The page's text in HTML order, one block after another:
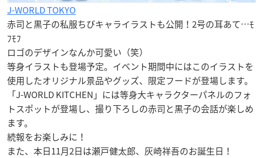
J-WORLD TOKYO
赤司と黒子の私服ちびキャライラストも公開！2号の耳あて…ﾓ
ﾌﾓﾌ
ロゴのデザインなんか可愛い（笑）
等身イラストも登場予定。イベント期間中にはこのイラストを
使用したオリジナル景品やグッズ、限定フードが登場します。
「J-WORLD KITCHEN」には等身大キャラクターパネルのフォ
トスポットが登場し、撮り下ろしの赤司と黒子の会話が楽しめ
ます。
続報をお楽しみに！
また、本日11月2日は瀬戸健太郎、灰崎祥吾のお誕生日！